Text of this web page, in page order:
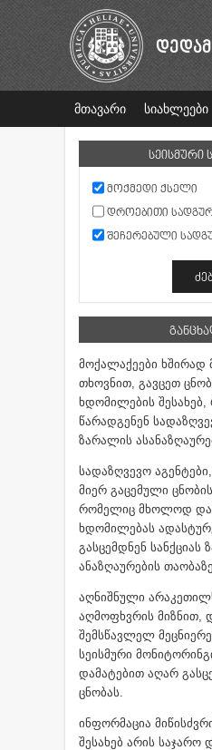
მთავარი სიახლეები
ᲡᲔᲘᲡᲛᲣᲠᲘ
ᲛᲝᲥᲛᲔᲓᲘ ᲥᲡᲔᲚᲘ
ᲓᲠᲝᲔᲑᲘᲗᲘ
ᲨᲔᲩᲔᲠᲔᲑᲣᲚᲘ
მოქალაქეები ხშირად
თხოვნით, გავცეთ
ხდომილების
წარადგენენ
ზარალის
სადაზღვევო
მიერ გაცემული
რომელიც მხოლოდ და
ხდომილებას
გასცემდნენ სანქციას
ანაზღაურების
აღნიშნული
აღმოფხვრის მიზნით,
შემსწავლელ
სეისმური
დამატებით აღარ
ცნობას.
ინფორმაცია
შესახებ არის საჯარო